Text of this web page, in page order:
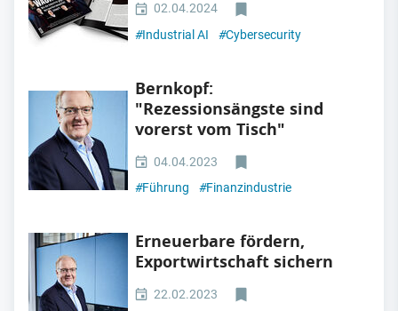
02.04.2024
#Industrial AI #Cybersecurity
Bernkopf:
"Rezessionsängste sind
vorerst vom Tisch"
04.04.2023
#Führung #Finanzindustrie
Erneuerbare fördern,
Exportwirtschaft sichern
22.02.2023